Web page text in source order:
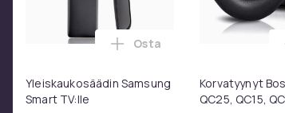
Yleiskaukosäädin Samsung
Smart TV:lle
Lisää Yleiskaukosäädin
Osta
Korvatyynyt
QC25, QC15,